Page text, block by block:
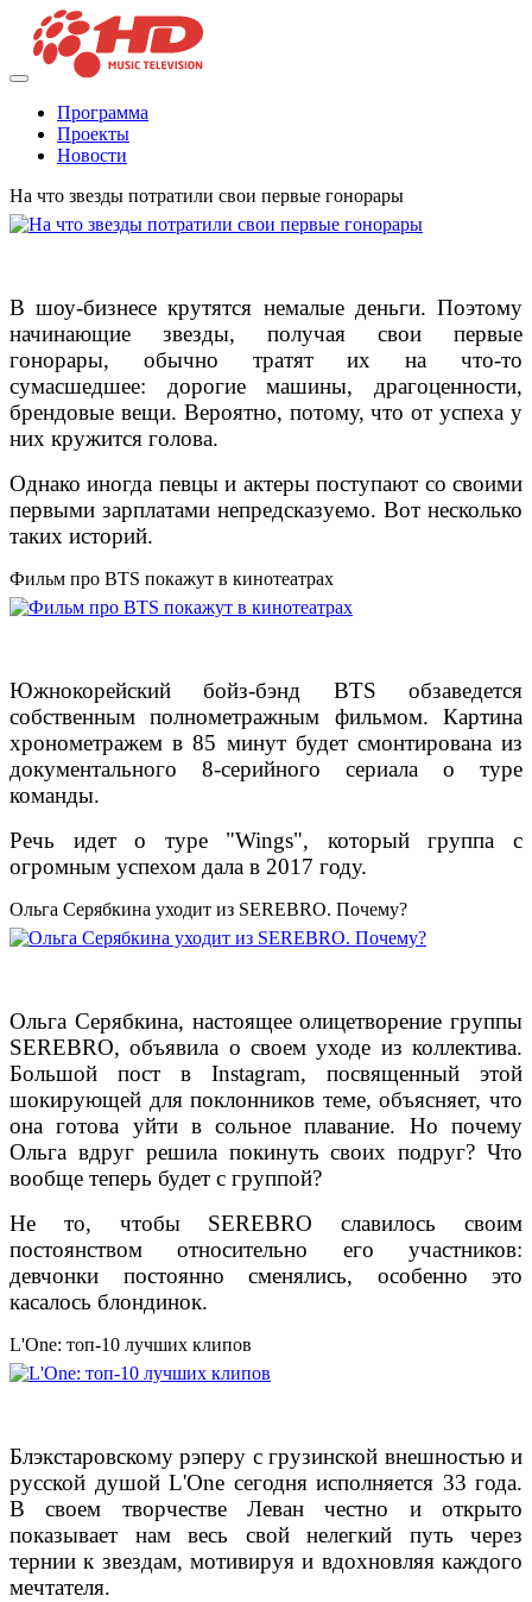
Программа
Проекты
Новости
На что звезды потратили свои первые гонорары
В шоу-бизнесе крутятся немалые деньги. Поэтому
начинающие звезды, получая свои первые
гонорары, обычно тратят их на что-то
сумасшедшее: дорогие машины, драгоценности,
брендовые вещи. Вероятно, потому, что от успеха у
них кружится голова.
Однако иногда певцы и актеры поступают со своими
первыми зарплатами непредсказуемо. Вот несколько
таких историй.
Фильм про BTS покажут в кинотеатрах
Южнокорейский бойз-бэнд BTS обзаведется
собственным полнометражным фильмом. Картина
хронометражем в 85 минут будет смонтирована из
документального 8-серийного сериала о туре
команды.
Речь идет о туре "Wings", который группа с
огромным успехом дала в 2017 году.
Ольга Серябкина уходит из SEREBRO. Почему?
Ольга Серябкина, настоящее олицетворение группы
SEREBRO, объявила о своем уходе из коллектива.
Большой пост в Instagram, посвященный этой
шокирующей для поклонников теме, объясняет, что
она готова уйти в сольное плавание. Но почему
Ольга вдруг решила покинуть своих подруг? Что
вообще теперь будет с группой?
Не то, чтобы SEREBRO славилось своим
постоянством относительно его участников:
девчонки постоянно сменялись, особенно это
касалось блондинок.
L'One: топ-10 лучших клипов
Блэкстаровскому рэперу с грузинской внешностью и
русской душой L'One сегодня исполняется 33 года.
В своем творчестве Леван честно и открыто
показывает нам весь свой нелегкий путь через
тернии к звездам, мотивируя и вдохновляя каждого
мечтателя.